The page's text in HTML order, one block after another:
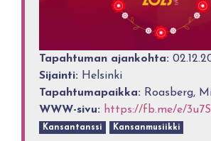
Tapahtuman ajankohta:
Sijainti: Helsinki
Tapahtumapaikka: Roasberg,
WWW-sivu: https://fb.me/e/
Kansantanssi Kansanmusiikki